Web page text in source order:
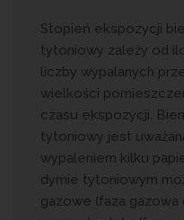
Stopień ekspozycji
tytoniowy zależy od
liczby wypalanych
wielkości
czasu ekspozycji.
tytoniowy jest
wypaleniem kilku
dymie tytoniowym
gazowe (faza gazowa